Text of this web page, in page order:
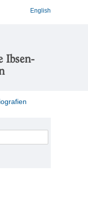
English
Ibsen-